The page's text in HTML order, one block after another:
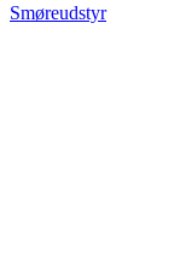
Smøreudstyr